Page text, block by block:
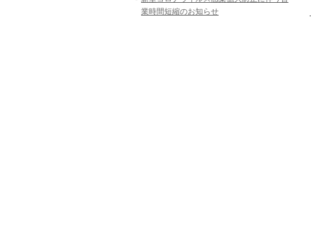
業時間短縮のお知らせ